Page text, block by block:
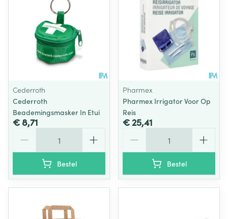
Cederroth
Cederroth
Beademingsmasker In Etui
€ 8,71
Bestel
Pharmex
Pharmex Irrigator Voor Op
Reis
€ 25,41
Bestel